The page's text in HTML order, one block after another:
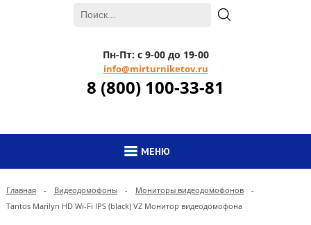
Пн-Пт: с 9-00 до 19-00
info@mirturniketov.ru
8 (800) 100-33-81
МЕНЮ
Главная - Видеодомофоны - Мониторы видеодомофонов
-
Tantos Marilyn HD Wi-Fi IPS (black) VZ Монитор видеодомофона